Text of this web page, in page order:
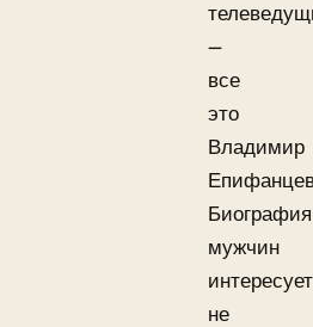
—
все
это
Владимир
Биография
мужчин
интересует
не